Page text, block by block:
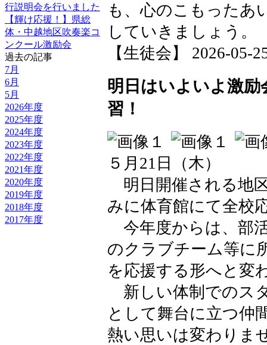
行説明会を行いました
【輝け応援！】県総
体・中越地区吹奏楽コ
ンクール激励会
過去の記事
7月
6月
5月
2026年度
2025年度
2024年度
2023年度
2022年度
2021年度
2020年度
2019年度
2018年度
2017年度
も、心のこもったあ
していきましょう。
【生徒会】 2026-05-
明日はいよいよ激励
習！
５月21日（木）
明日開催される地
みに体育館にて全校
今年度からは、部
のクラブチーム等に
を応援する形へと変
新しい体制でのス
として舞台に立つ仲
熱い思いは変わりま